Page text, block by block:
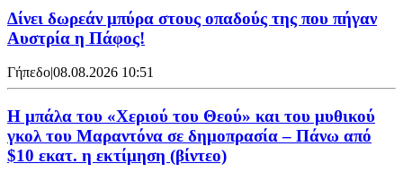
Δίνει δωρεάν μπύρα στους οπαδούς της που πήγαν
Αυστρία η Πάφος!
Γήπεδο|08.08.2026 10:51
Η μπάλα του «Χεριού του Θεού» και του μυθικού
γκολ του Μαραντόνα σε δημοπρασία – Πάνω από
$10 εκατ. η εκτίμηση (βίντεο)